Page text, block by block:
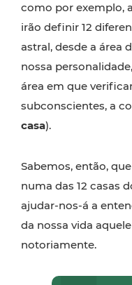
como por exemplo,
irão definir 12
astral, desde a área
nossa
área em que
subconscientes, a
casa).
Sabemos, então,
numa das 12 casas
ajudar-nos-á a
da nossa vida
notoriamente.